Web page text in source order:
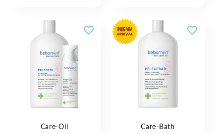
Care-Oil Care-Bath